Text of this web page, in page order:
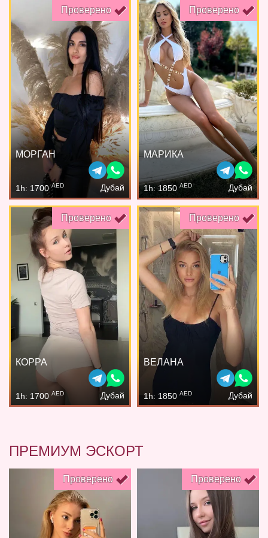
Проверено
МОРГАН
1h: 1700AED Дубай
Проверено
МАРИКА
1h: 1850 AED Дубай
Проверено
КОРРА
1h: 1700 AED Дубай
Проверено
ВЕЛАНА
1h: 1850 AED Дубай
ПРЕМИУМ ЭСКОРТ
Проверено Проверено